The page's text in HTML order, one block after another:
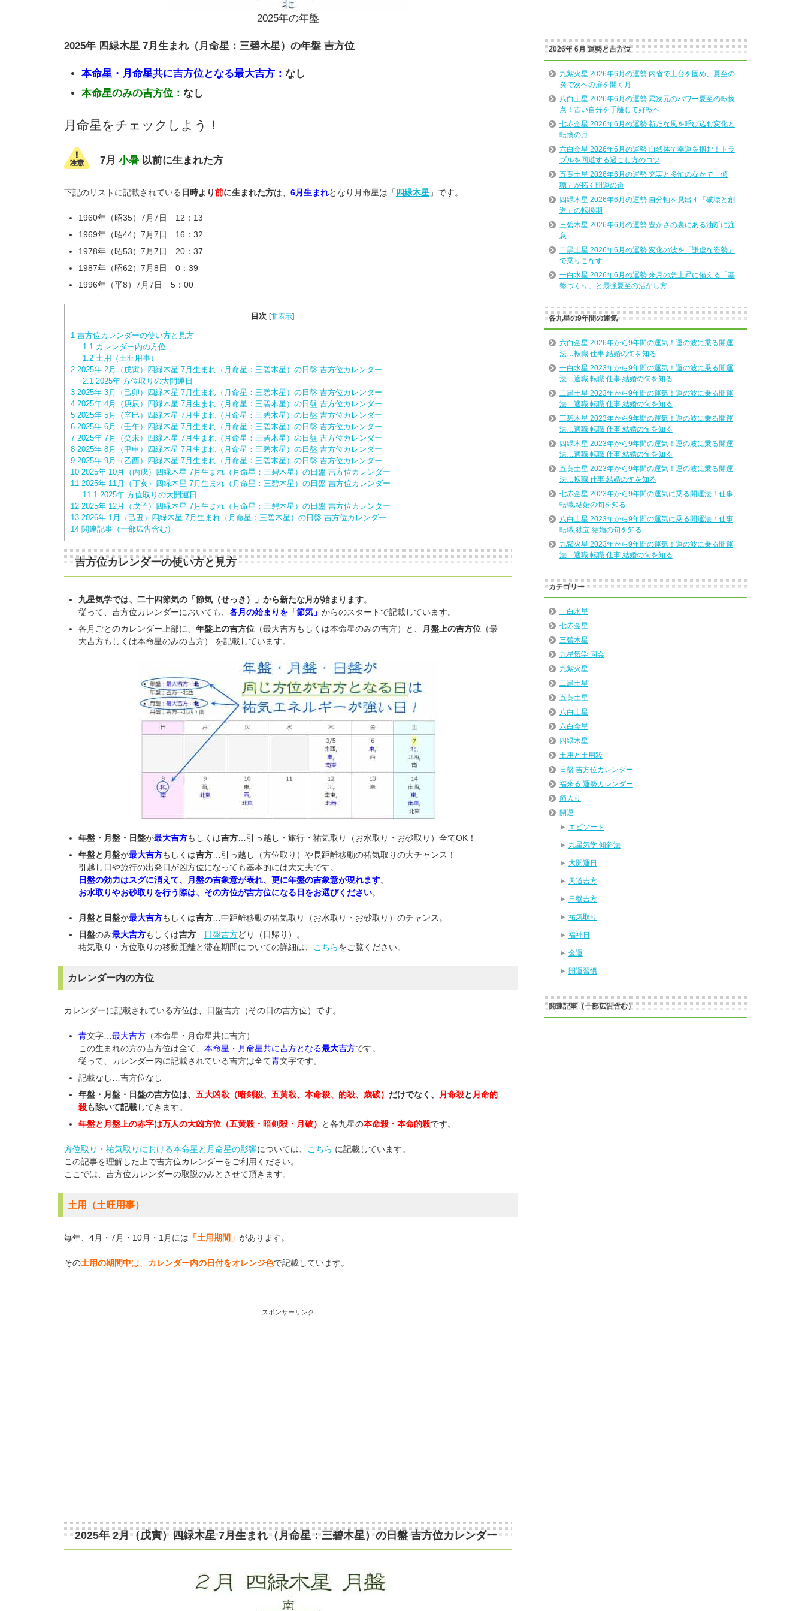
2025年の年盤
2025年 四緑木星 7月生まれ（月命星：三碧木星）の年盤 吉方位
本命星・月命星共に吉方位となる最大吉方： なし
本命星のみの吉方位： なし
月命星をチェックしよう！
7月 小暑 以前に生まれた方
下記のリストに記載されている 日時より前に生まれた方は、 6月生まれとなり月命星は「 四緑木星 」です。
1960年（昭35）7月7日 12：13
1969年（昭44）7月7日 16：32
1978年（昭53）7月7日 20：37
1987年（昭62）7月8日 0：39
1996年（平8）7月7日 5：00
目次 [非表示]
1 吉方位カレンダーの使い方と見方
1.1カレンダー内の方位
1.2土用（土旺用事）
2 2025年 2月（戊寅）四緑木星 7月生まれ（月命星：三碧木星）の日盤 吉方位カレンダー
2.12025年 方位取りの大開運日
3 2025年 3月（己卯）四緑木星 7月生まれ（月命星：三碧木星）の日盤 吉方位カレンダー
4 2025年 4月（庚辰）四緑木星 7月生まれ（月命星：三碧木星）の日盤 吉方位カレンダー
5 2025年 5月（辛巳）四緑木星 7月生まれ（月命星：三碧木星）の日盤 吉方位カレンダー
6 2025年 6月（壬午）四緑木星 7月生まれ（月命星：三碧木星）の日盤 吉方位カレンダー
7 2025年 7月（癸未）四緑木星 7月生まれ（月命星：三碧木星）の日盤 吉方位カレンダー
8 2025年 8月（甲申）四緑木星 7月生まれ（月命星：三碧木星）の日盤 吉方位カレンダー
9 2025年 9月（乙酉）四緑木星 7月生まれ（月命星：三碧木星）の日盤 吉方位カレンダー
10 2025年 10月（丙戌）四緑木星 7月生まれ（月命星：三碧木星）の日盤 吉方位カレンダー
11 2025年 11月（丁亥）四緑木星 7月生まれ（月命星：三碧木星）の日盤 吉方位カレンダー
11.12025年 方位取りの大開運日
12 2025年 12月（戊子）四緑木星 7月生まれ（月命星：三碧木星）の日盤 吉方位カレンダー
13 2026年 1月（己丑）四緑木星 7月生まれ（月命星：三碧木星）の日盤 吉方位カレンダー
14 関連記事（一部広告含む）
吉方位カレンダーの使い方と見方
九星気学では、二十四節気の「節気（せっき）」から新たな月が始まります。
従って、吉方位カレンダーにおいても、 各月の始まりを「節気」 からのスタートで記載しています。
各月ごとのカレンダー上部に、 年盤上の吉方位（最大吉方もしくは本命星のみの吉方）と、 月盤上の吉方位（最
大吉方もしくは本命星のみの吉方） を記載しています。
年盤・月盤・日盤が最大吉方もしくは吉方…引っ越し・旅行・祐気取り（お水取り・お砂取り）全てOK！
年盤と月盤が最大吉方もしくは吉方…引っ越し（方位取り）や長距離移動の祐気取りの大チャンス！
引越し日や旅行の出発日が凶方位になっても基本的には大丈夫です。
日盤の効力はスグに消えて、月盤の吉象意が表れ、更に年盤の吉象意が現れます。
お水取りやお砂取りを行う際は、その方位が吉方位になる日をお選びください。
月盤と日盤が最大吉方もしくは吉方…中距離移動の祐気取り（お水取り・お砂取り）のチャンス。
日盤のみ最大吉方もしくは吉方… 日盤吉方どり（日帰り）。
祐気取り・方位取りの移動距離と滞在期間についての詳細は、 こちらをご覧ください。
カレンダー内の方位
カレンダーに記載されている方位は、日盤吉方（その日の吉方位）です。
青文字…最大吉方（本命星・月命星共に吉方）
この生まれの方の吉方位は全て、 本命星・月命星共に吉方となる最大吉方です。
従って、カレンダー内に記載されている吉方は全て青文字です。
記載なし…吉方位なし
年盤・月盤・日盤の吉方位は、 五大凶殺（暗剣殺、五黄殺、本命殺、的殺、歳破） だけでなく、 月命殺と 月命的
殺も除いて記載してきます。
年盤と月盤上の赤字は万人の大凶方位（五黄殺・暗剣殺・月破）
と各九星の本命殺・本命的殺です。
方位取り・祐気取りにおける本命星と月命星の影響については、 こちら に記載しています。
この記事を理解した上で吉方位カレンダーをご利用ください。
ここでは、吉方位カレンダーの取説のみとさせて頂きます。
土用（土旺用事）
毎年、4月・7月・10月・1月には 「土用期間」 があります。
その土用の期間中は、 カレンダー内の日付をオレンジ色で記載しています。
スポンサーリンク
2025年 2月（戊寅）四緑木星 7月生まれ（月命星：三碧木星）の日盤 吉方位カレンダー
2026年 6月 運勢と吉方位
九紫火星 2026年6月の運勢 内省で土台を固め、夏至の
炎で次への扉を開く月
八白土星 2026年6月の運勢 異次元のパワー夏至の転換
点！古い自分を手離して好転へ
七赤金星 2026年6月の運勢 新たな風を呼び込む変化と
転換の月
六白金星 2026年6月の運勢 自然体で幸運を掴む！トラ
ブルを回避する過ごし方のコツ
五黄土星 2026年6月の運勢 充実と多忙のなかで「傾
聴」が拓く開運の道
四緑木星 2026年6月の運勢 自分軸を見出す「破壊と創
造」の転換期
三碧木星 2026年6月の運勢 豊かさの裏にある油断に注
意
二黒土星 2026年6月の運勢 変化の波を「謙虚な姿勢」
で乗りこなす
一白水星 2026年6月の運勢 来月の急上昇に備える「基
盤づくり」と最強夏至の活かし方
各九星の9年間の運気
六白金星 2026年から9年間の運気！運の波に乗る開運
法…転職 仕事 結婚の旬を知る
一白水星 2023年から9年間の運気！運の波に乗る開運
法…適職 転職 仕事 結婚の旬を知る
二黒土星 2023年から9年間の運気！運の波に乗る開運
法…適職 転職 仕事 結婚の旬を知る
三碧木星 2023年から9年間の運気！運の波に乗る開運
法…適職 転職 仕事 結婚の旬を知る
四緑木星 2023年から9年間の運気！運の波に乗る開運
法…適職 転職 仕事 結婚の旬を知る
五黄土星 2023年から9年間の運気！運の波に乗る開運
法…転職 仕事 結婚の旬を知る
七赤金星 2023年から9年間の運気に乗る開運法！仕事,
転職,結婚の旬を知る
八白土星 2023年から9年間の運気に乗る開運法！仕事,
転職,独立,結婚の旬を知る
九紫火星 2023年から9年間の運気！運の波に乗る開運
法…適職 転職 仕事 結婚の旬を知る
カテゴリー
一白水星
七赤金星
三碧木星
九星気学 同会
九紫火星
二黒土星
五黄土星
八白土星
六白金星
四緑木星
土用と土用殺
日盤 吉方位カレンダー
福来る 運勢カレンダー
節入り
開運
エピソード
九星気学 傾斜法
大開運日
天道吉方
日盤吉方
祐気取り
福神日
金運
開運習慣
関連記事（一部広告含む）